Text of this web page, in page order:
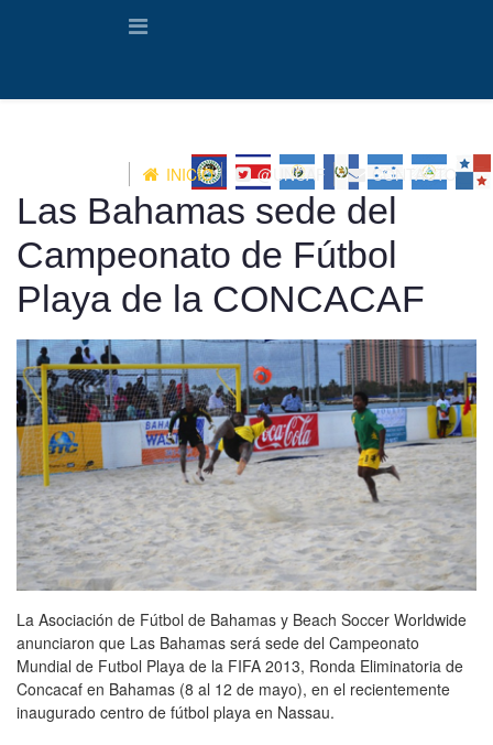
INICIO @UNCAF CONTACTO
Las Bahamas sede del
Campeonato de Fútbol
Playa de la CONCACAF
La Asociación de Fútbol de Bahamas y Beach Soccer Worldwide
anunciaron que Las Bahamas será sede del Campeonato
Mundial de Futbol Playa de la FIFA 2013, Ronda Eliminatoria de
Concacaf en Bahamas (8 al 12 de mayo), en el recientemente
inaugurado centro de fútbol playa en Nassau.